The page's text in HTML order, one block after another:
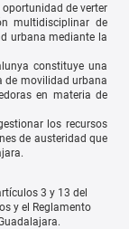
de verter
multidisciplinar de
urbana mediante la
constituye una
de movilidad urbana
en materia de
los recursos
de austeridad que
3 y 13 del
y el Reglamento